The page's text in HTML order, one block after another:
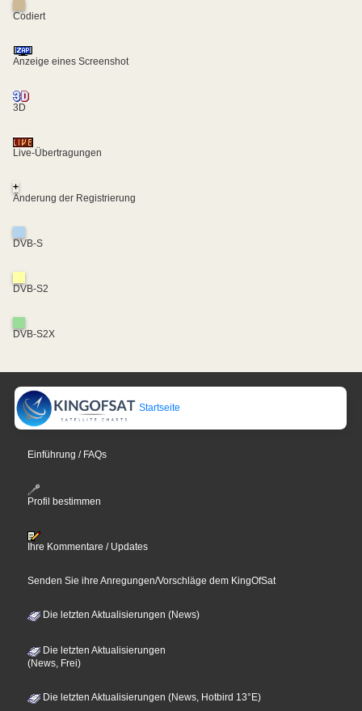
Codiert
Anzeige eines Screenshot
3D
Live-Übertragungen
+
Änderung der Registrierung
DVB-S
DVB-S2
DVB-S2X
Startseite
Einführung / FAQs
Profil bestimmen
Ihre Kommentare / Updates
Senden Sie ihre Anregungen/Vorschläge dem KingOfSat
Die letzten Aktualisierungen (News)
Die letzten Aktualisierungen
(News, Frei)
Die letzten Aktualisierungen (News, Hotbird 13°E)